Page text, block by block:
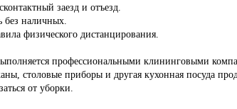
заезд и отъезд.
наличных.
физического дистанцирования.
профессиональными клининговыми
столовые приборы и другая кухонная посуда
от уборки.